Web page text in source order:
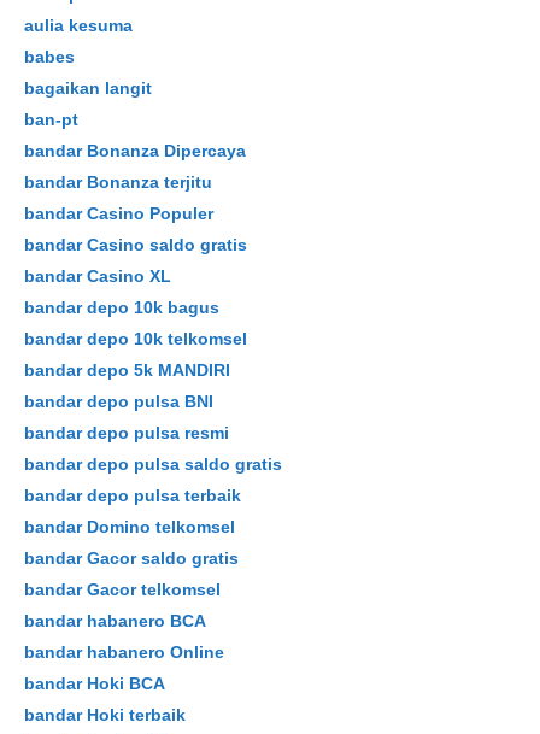
aulia kesuma
babes
bagaikan langit
ban-pt
bandar Bonanza Dipercaya
bandar Bonanza terjitu
bandar Casino Populer
bandar Casino saldo gratis
bandar Casino XL
bandar depo 10k bagus
bandar depo 10k telkomsel
bandar depo 5k MANDIRI
bandar depo pulsa BNI
bandar depo pulsa resmi
bandar depo pulsa saldo gratis
bandar depo pulsa terbaik
bandar Domino telkomsel
bandar Gacor saldo gratis
bandar Gacor telkomsel
bandar habanero BCA
bandar habanero Online
bandar Hoki BCA
bandar Hoki terbaik